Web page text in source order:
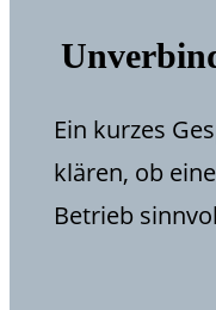
Ein kurzes
klären, ob
Betrieb